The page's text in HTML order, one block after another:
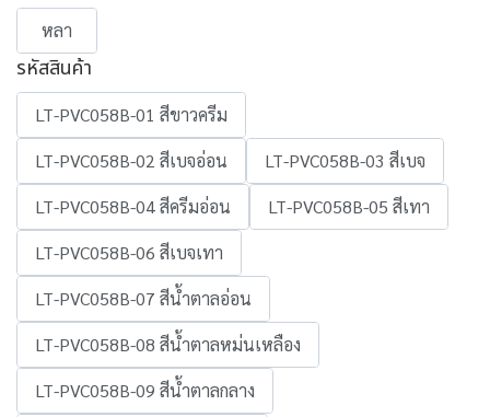
หลา
รหัสสินค้า
LT-PVC058B-01 สีขาวครีม
LT-PVC058B-02 สีเบจอ่อน
LT-PVC058B-03 สีเบจ
LT-PVC058B-04 สีครีมอ่อน
LT-PVC058B-05 สีเทา
LT-PVC058B-06 สีเบจเทา
LT-PVC058B-07 สีน้ำตาลอ่อน
LT-PVC058B-08 สีน้ำตาลหม่นเหลือง
LT-PVC058B-09 สีน้ำตาลกลาง